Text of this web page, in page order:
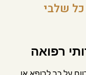
שלבי
רפואה